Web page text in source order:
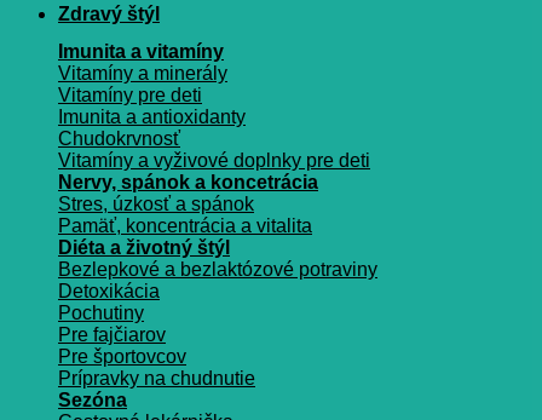
Zdravý štýl
Imunita a vitamíny
Vitamíny a minerály
Vitamíny pre deti
Imunita a antioxidanty
Chudokrvnosť
Vitamíny a vyživové doplnky pre deti
Nervy, spánok a koncetrácia
Stres, úzkosť a spánok
Pamäť, koncentrácia a vitalita
Diéta a životný štýl
Bezlepkové a bezlaktózové potraviny
Detoxikácia
Pochutiny
Pre fajčiarov
Pre športovcov
Prípravky na chudnutie
Sezóna